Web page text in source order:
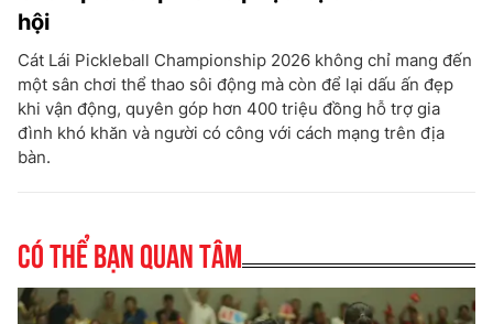
hội
Cát Lái Pickleball Championship 2026 không chỉ mang đến
một sân chơi thể thao sôi động mà còn để lại dấu ấn đẹp
khi vận động, quyên góp hơn 400 triệu đồng hỗ trợ gia
đình khó khăn và người có công với cách mạng trên địa
bàn.
Có thể bạn quan tâm